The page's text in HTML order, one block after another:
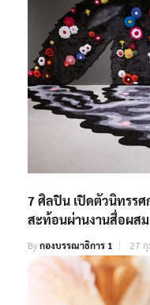
7 ศิลปิน เปิดตัวนิทรรศ
สะท้อนผ่านงานสื่อผสม
Byกองบรรณาธิการ 1 27